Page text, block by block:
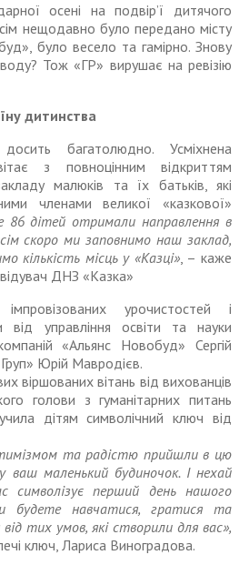
осені на подвір’ї дитячого
нещодавно було передано місту
було весело та гамірно. Знову
Тож «ГР» вирушає на ревізію
дитинства
багатолюдно. Усміхнена
з повноцінним відкриттям
малюків та їх батьків, які
членами великої «казкової»
86 дітей отримали направлення в
скоро ми заповнимо наш заклад,
кількість місць у «Казці», – каже
ДНЗ «Казка»
урочистостей і
від управління освіти та науки
«Альянс Новобуд» Сергій
Юрій Мавродієв.
віршованих вітань від вихованців
голови з гуманітарних питань
дітям символічний ключ від
та радістю прийшли в цю
ваш маленький будиночок. І нехай
символізує перший день нашого
будете навчатися, гратися та
тих умов, які створили для вас»,
ключ, Лариса Виноградова.